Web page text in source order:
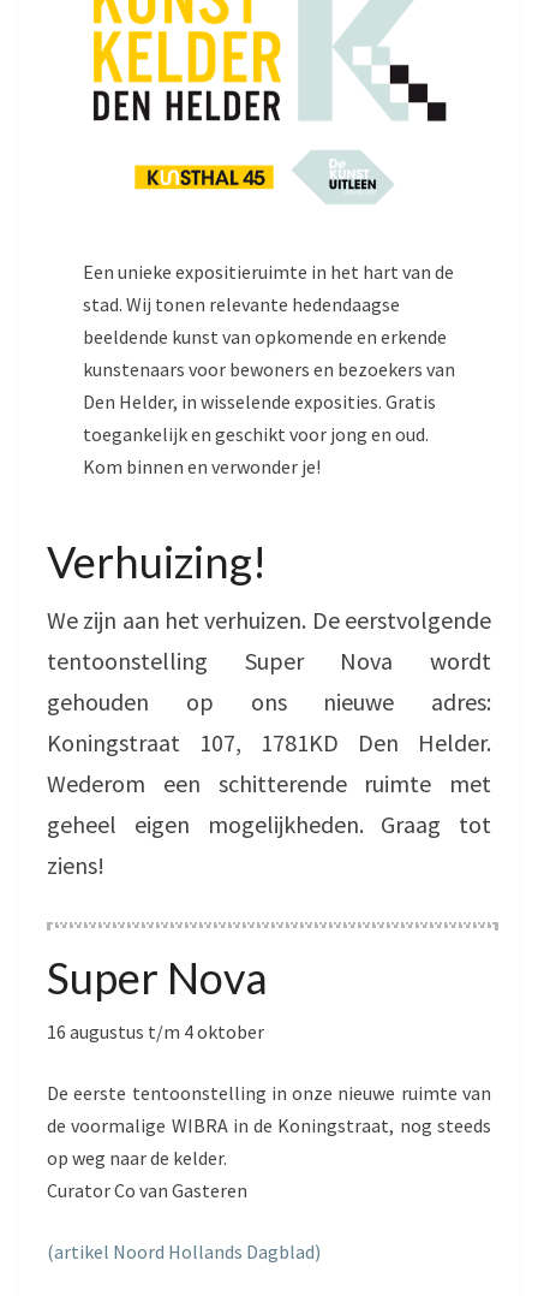
Een unieke expositieruimte in het hart van de
stad. Wij tonen relevante hedendaagse
beeldende kunst van opkomende en erkende
kunstenaars voor bewoners en bezoekers van
Den Helder, in wisselende exposities. Gratis
toegankelijk en geschikt voor jong en oud.
Kom binnen en verwonder je!
Verhuizing!
We zijn aan het verhuizen. De eerstvolgende
tentoonstelling Super Nova wordt
gehouden op ons nieuwe adres:
Koningstraat 107, 1781KD Den Helder.
Wederom een schitterende ruimte met
geheel eigen mogelijkheden. Graag tot
ziens!
Super Nova
16 augustus t/m 4 oktober
De eerste tentoonstelling in onze nieuwe ruimte van
de voormalige WIBRA in de Koningstraat, nog steeds
op weg naar de kelder.
Curator Co van Gasteren
(artikel Noord Hollands Dagblad)